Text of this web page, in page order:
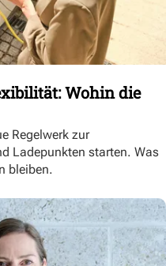
Wohin die
Regelwerk zur
Ladepunkten starten. Was
bleiben.